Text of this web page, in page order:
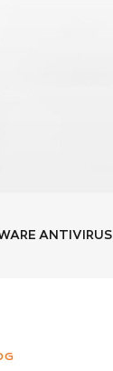
ANTIVIRUS